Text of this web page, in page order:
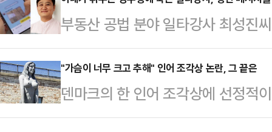
쳐 성폭행한 혐의로 재판에 넘겨졌
딸을 부른 뒤 …
브 채널을 통해 '도박판 현장 기습,
공개됐다. 영상에 따르면 대낮 공원
운데 윷놀이판 말을 옮겨주는 남성
이들은 게임 결과에 따라 현금을
돈을 잃는 사람…
부동산 공법 분야 일타강사 최성진
가운데 그가 생전에 아내에게 보낸
일 SBS '그것이 알고 싶다'는 최성
의 실상을 공개했다.최성진씨는 지
친 채 병원으로 이송됐으나 11시간
"가슴이 너무 크고 추해" 인어 조각상 논란, 그 끝은
덴마크의 한 인어 조각상에 선정적
다.4일(현지시간) 영국 가디언에 따